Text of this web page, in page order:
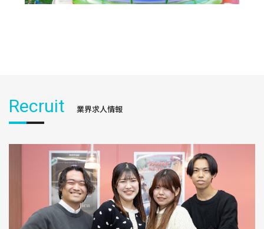
Recruit 業界求人情報